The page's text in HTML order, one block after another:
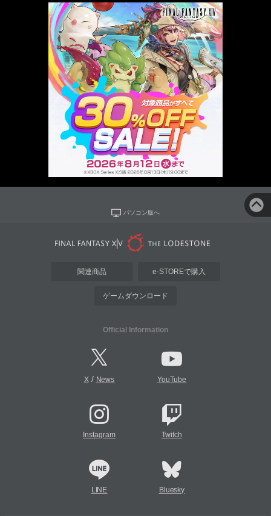
パソコン版へ
関連商品 e-STOREで購入
ゲームダウンロード
Official Information
X/ News YouTube
Instagram Twitch
LINE Bluesky